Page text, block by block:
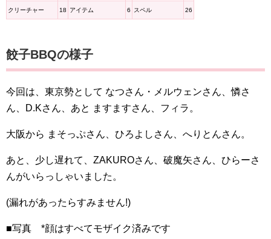
クリーチャー 18 アイテム 6 スペル 26
餃子BBQの様子
今回は、東京勢として なつさん・メルウェンさん、憐さ
ん、D.Kさん、あと ますますさん、フィラ。
大阪から まそっぷさん、ひろよしさん、へりとんさん。
あと、少し遅れて、ZAKUROさん、破魔矢さん、ひらーさ
んがいらっしゃいました。
(漏れがあったらすみません!)
■写真 *顔はすべてモザイク済みです